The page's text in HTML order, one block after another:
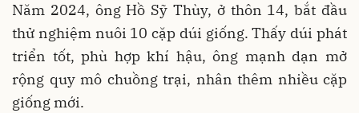
Năm 2024, ông Hồ Sỹ Thùy, ở thôn 14, bắt đầu
thử nghiệm nuôi 10 cặp dúi giống. Thấy dúi phát
triển tốt, phù hợp khí hậu, ông mạnh dạn mở
rộng quy mô chuồng trại, nhân thêm nhiều cặp
giống mới.